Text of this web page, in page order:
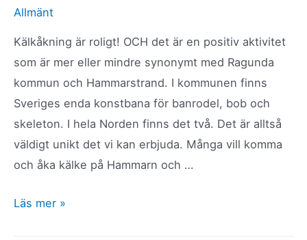
Allmänt
Kälkåkning är roligt! OCH det är en positiv aktivitet
som är mer eller mindre synonymt med Ragunda
kommun och Hammarstrand. I kommunen finns
Sveriges enda konstbana för banrodel, bob och
skeleton. I hela Norden finns det två. Det är alltså
väldigt unikt det vi kan erbjuda. Många vill komma
och åka kälke på Hammarn och …
Vi
Läs mer »